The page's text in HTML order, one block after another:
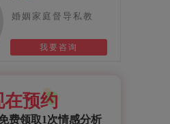
婚姻家庭督导私教
我要咨询
在预约
费领取1次情感分析